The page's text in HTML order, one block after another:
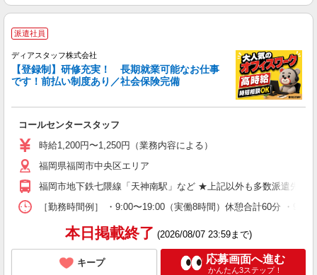
派遣社員
ディアスタッフ株式会社
【登録制】研修充実！ 長期就業可能なお仕事
です！前払い制度あり／社会保険完備
コールセンタースタッフ
時給1,200円〜1,250円（業務内容による）
福岡県福岡市中央区エリア
福岡市地下鉄七隈線「天神南駅」など ★上記以外も多数派遣先有
［勤務時間例］ ・9:00〜19:00（実働8時間）休憩合計60分 ・
本日掲載終了 (2026/08/07 23:59まで)
キープ 応募画面へ進む
かんたん3ステップ！